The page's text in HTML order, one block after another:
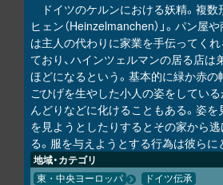
ドイツのケルンにおける妖精。複数
ヒェン（Heinzelmanchen）」。パン屋
は主人の代わりに家業を手伝ってく
ており、ハインツェルマンの居る店
ほどになるという。基本的に緑か赤の
ごひげを生やした小人の姿をしている
んどりなどに化けることもある。姿を
を見ようとしたりするとその家から
る。服を与えようとする行為は彼らに
地域・カテゴリ
東・中央ヨーロッパ ドイツ伝承